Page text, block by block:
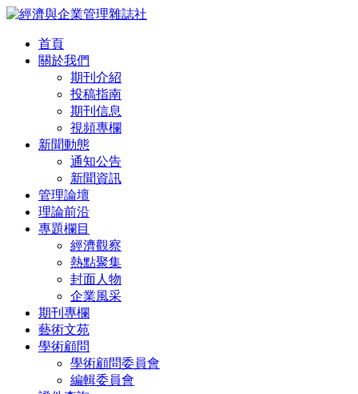
首頁
關於我們
期刊介紹
投稿指南
期刊信息
視頻專欄
新聞動態
通知公告
新聞資訊
管理論壇
理論前沿
專題欄目
經濟觀察
熱點聚集
封面人物
企業風采
期刊專欄
藝術文苑
學術顧問
學術顧問委員會
編輯委員會